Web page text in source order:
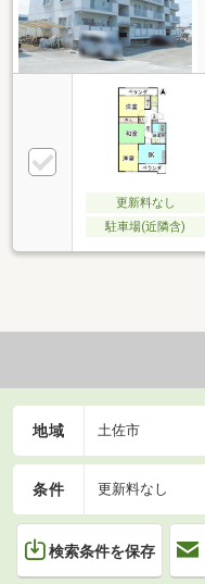
更新料なし
駐車場(近隣含)
地域 土佐市
条件 更新料なし
検索条件を保存